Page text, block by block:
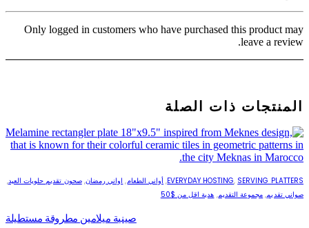
Only logged in customers who have purchased this product may
leave a review.
المنتجات ذات الصلة
EVERYDAY HOSTING, SERVING PLATTERS
, أواني الطعام, اواني رمضان,صحون تقديم حلويات العيد,
صواني تقديم, مجموعة التقديم, هدية اقل من $50
صينية ميلامين مطروقة مستطيلة